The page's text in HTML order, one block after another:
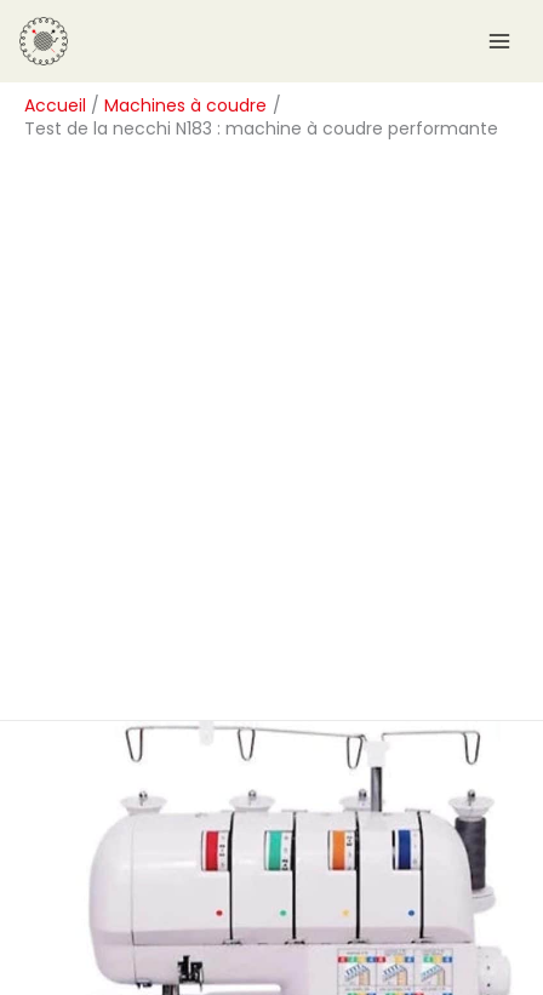
Aller
au
contenu
Accueil
Machines à coudre
Test de la necchi N183 : machine à coudre performante
R
e
c
h